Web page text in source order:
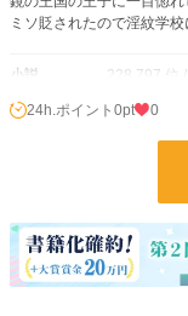
ミソ貶されたので淫紋学
小説 228,797 位 /
BL 31,418 位 /
文字数 9,625
更新日時 2023.08.23
24h.ポイント 0pt 0